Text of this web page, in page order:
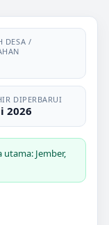
DESA /
DIPERBARUI
2026
Jember,